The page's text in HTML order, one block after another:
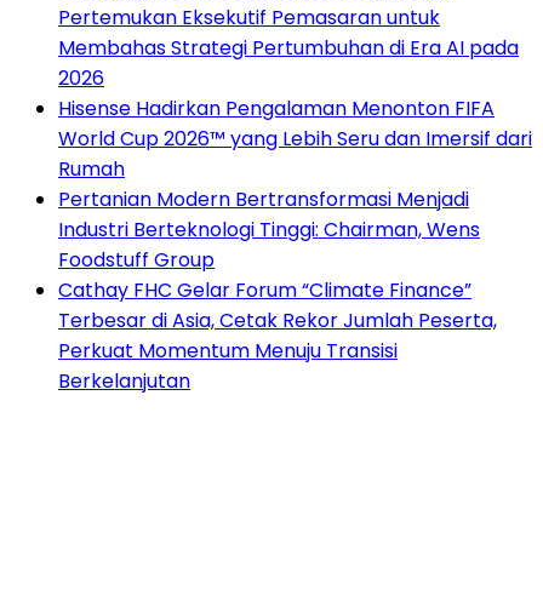
Pertemukan Eksekutif Pemasaran untuk
Membahas Strategi Pertumbuhan di Era AI pada
2026
Hisense Hadirkan Pengalaman Menonton FIFA
World Cup 2026™ yang Lebih Seru dan Imersif dari
Rumah
Pertanian Modern Bertransformasi Menjadi
Industri Berteknologi Tinggi: Chairman, Wens
Foodstuff Group
Cathay FHC Gelar Forum “Climate Finance”
Terbesar di Asia, Cetak Rekor Jumlah Peserta,
Perkuat Momentum Menuju Transisi
Berkelanjutan